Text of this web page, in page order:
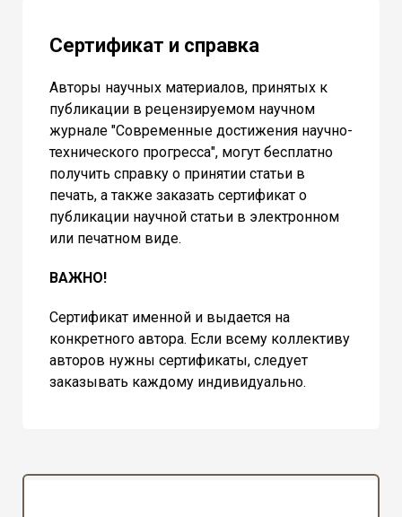
Сертификат и справка
Авторы научных материалов, принятых к
публикации в рецензируемом научном
журнале "Современные достижения научно-
технического прогресса", могут бесплатно
получить справку о принятии статьи в
печать, а также заказать сертификат о
публикации научной статьи в электронном
или печатном виде.
ВАЖНО!
Сертификат именной и выдается на
конкретного автора. Если всему коллективу
авторов нужны сертификаты, следует
заказывать каждому индивидуально.